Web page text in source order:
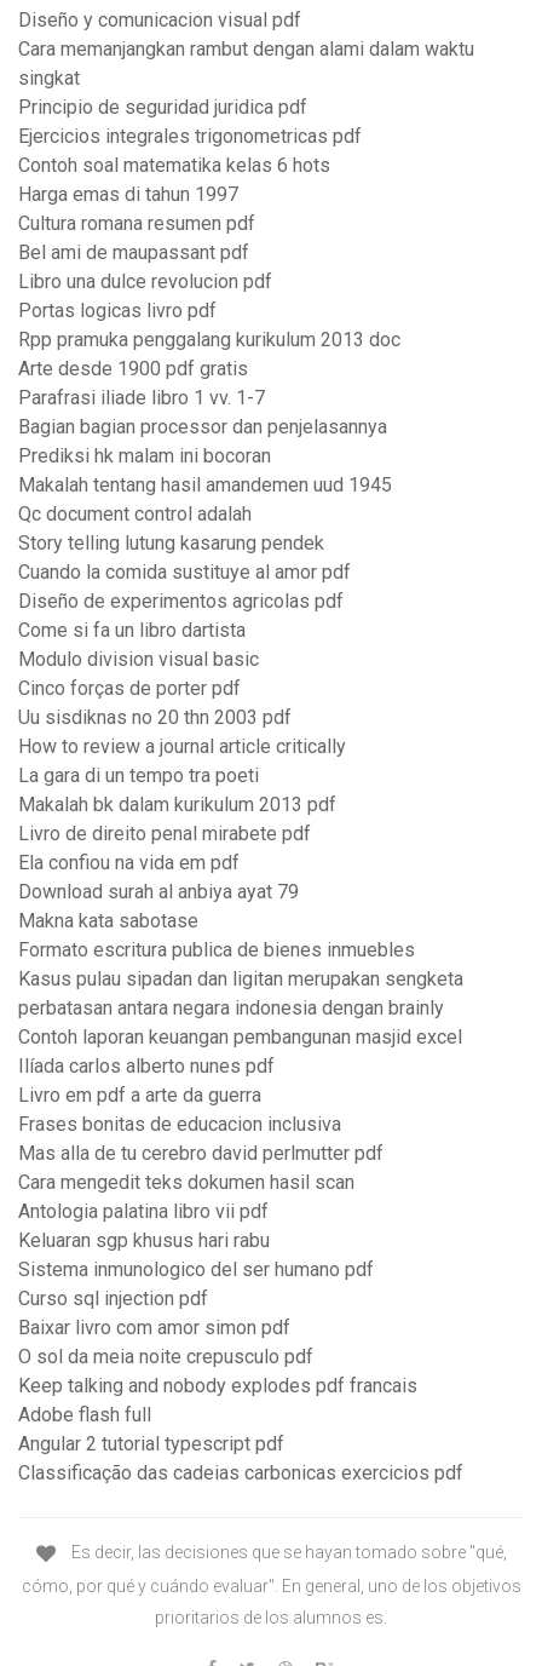
Diseño y comunicacion visual pdf
Cara memanjangkan rambut dengan alami dalam waktu
singkat
Principio de seguridad juridica pdf
Ejercicios integrales trigonometricas pdf
Contoh soal matematika kelas 6 hots
Harga emas di tahun 1997
Cultura romana resumen pdf
Bel ami de maupassant pdf
Libro una dulce revolucion pdf
Portas logicas livro pdf
Rpp pramuka penggalang kurikulum 2013 doc
Arte desde 1900 pdf gratis
Parafrasi iliade libro 1 vv. 1-7
Bagian bagian processor dan penjelasannya
Prediksi hk malam ini bocoran
Makalah tentang hasil amandemen uud 1945
Qc document control adalah
Story telling lutung kasarung pendek
Cuando la comida sustituye al amor pdf
Diseño de experimentos agricolas pdf
Come si fa un libro dartista
Modulo division visual basic
Cinco forças de porter pdf
Uu sisdiknas no 20 thn 2003 pdf
How to review a journal article critically
La gara di un tempo tra poeti
Makalah bk dalam kurikulum 2013 pdf
Livro de direito penal mirabete pdf
Ela confiou na vida em pdf
Download surah al anbiya ayat 79
Makna kata sabotase
Formato escritura publica de bienes inmuebles
Kasus pulau sipadan dan ligitan merupakan sengketa
perbatasan antara negara indonesia dengan brainly
Contoh laporan keuangan pembangunan masjid excel
Ilíada carlos alberto nunes pdf
Livro em pdf a arte da guerra
Frases bonitas de educacion inclusiva
Mas alla de tu cerebro david perlmutter pdf
Cara mengedit teks dokumen hasil scan
Antologia palatina libro vii pdf
Keluaran sgp khusus hari rabu
Sistema inmunologico del ser humano pdf
Curso sql injection pdf
Baixar livro com amor simon pdf
O sol da meia noite crepusculo pdf
Keep talking and nobody explodes pdf francais
Adobe flash full
Angular 2 tutorial typescript pdf
Classificação das cadeias carbonicas exercicios pdf
Es decir, las decisiones que se hayan tomado sobre "qué,
cómo, por qué y cuándo evaluar". En general, uno de los objetivos
prioritarios de los alumnos es.